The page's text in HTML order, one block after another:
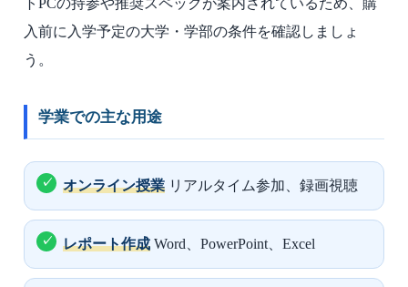
入前に入学予定の大学・学部の条件を確認しましょ
う。
学業での主な用途
オンライン授業 リアルタイム参加、録画視聴
レポート作成 Word、PowerPoint、Excel